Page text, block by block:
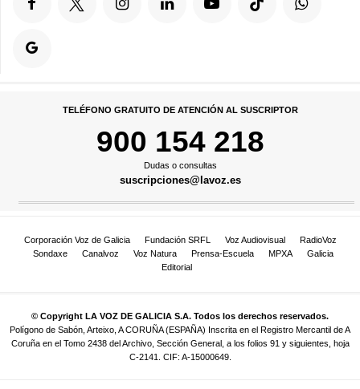
TELÉFONO GRATUITO DE ATENCIÓN AL SUSCRIPTOR
900 154 218
Dudas o consultas
suscripciones@lavoz.es
Corporación Voz de Galicia Fundación SRFL Voz Audiovisual
RadioVoz
Sondaxe
Canalvoz Voz Natura Prensa-Escuela MPXA
Galicia
Editorial
© Copyright LA VOZ DE GALICIA S.A. Todos los derechos reservados.
Polígono de Sabón, Arteixo, A CORUÑA (ESPAÑA) Inscrita en el Registro Mercantil de A
Coruña en el Tomo 2438 del Archivo, Sección General, a los folios 91 y siguientes, hoja
C-2141. CIF: A-15000649.